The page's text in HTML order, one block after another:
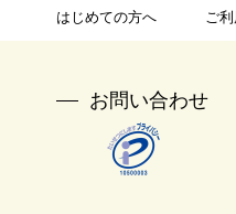
はじめての方へ ご
お問い合わせ